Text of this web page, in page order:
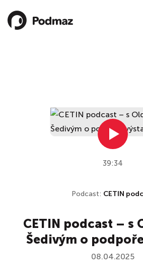
39:34
Podcast: CETIN
CETIN podcast – s
Šedivým o
08.04.2025